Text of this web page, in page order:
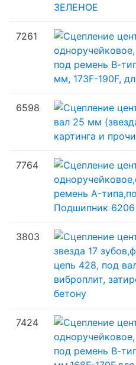
7261
6598
7764
3803
7424